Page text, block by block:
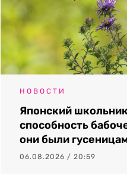
НОВОСТИ
Японский
способность
они были
06.08.2026 / 20:59